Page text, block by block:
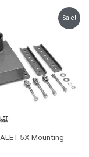
Sale!
5X Mounting
:
$153.93.